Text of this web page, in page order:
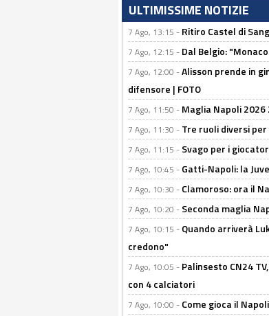
ULTIMISSIME NOTIZIE
7 Ago, 13:15 - Ritiro Castel di
7 Ago, 12:15 - Dal Belgio:
7 Ago, 12:00 -Alisson prende in
difensore | FOTO
7 Ago, 11:50 - Maglia Napoli
7 Ago, 11:30 - Tre ruoli diversi
7 Ago, 11:15 - Svago per i
7 Ago, 10:45 - Gatti-Napoli: la
7 Ago, 10:30 - Clamoroso: ora il
7 Ago, 10:20 - Seconda maglia
7 Ago, 10:15 - Quando arriverà
credono"
7 Ago, 10:05 - Palinsesto CN24
con 4 calciatori
7 Ago, 10:00 - Come gioca il